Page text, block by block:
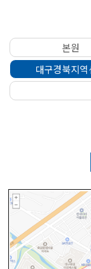
본원
대구경북지역